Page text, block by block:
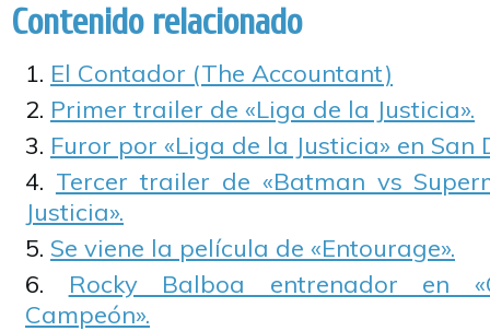
Contenido relacionado
El Contador (The Accountant)
Primer trailer de «Liga de la Justicia».
Furor por «Liga de la Justicia» en San
Tercer trailer de «Batman vs
Justicia».
Se viene la película de «Entourage».
Rocky Balboa entrenador en
Campeón».